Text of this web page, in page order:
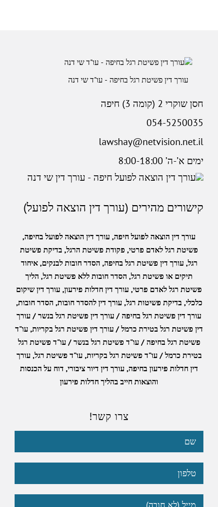
עורך דין פשיטת רגל בחיפה - עו"ד שי דנה
חסן שוקרי 2 (קומה 3) חיפה
054-5250035
lawshay@netvision.net.il
ימים א’-ה’ 8:00-18:00
קישורים מהירים (עורך דין הוצאה לפועל)
עורך דין הוצאה לפועל חיפה, עורך דין הוצאה לפועל בחיפה,
פשיטת רגל לאדם פרטי, פקודת פשיטת הרגל, בדיקת פשיטת
רגל, עורך דין פשיטת רגל בחיפה, הסדר חובות לבנקים,איחוד
תיקים או פשיטת רגל, הסדר חובות ללא פשיטת רגל, הליך
פשיטת רגל לאדם פרטי, עורך דין חדלות פירעון, עורך דין שיקום
כלכלי, בדיקת פשיטות רגל, עורך דין להסדר חובות, הסדר חובות,
עורך דין פשיטת רגל בחיפה / עורך דין פשיטת רגל בנשר / עורך
דין פשיטת רגל בטירת כרמל / עורך דין פשיטת רגל בקריות, עו"ד
פשיטת רגל בחיפה / עו"ד פשיטת רגל בנשר / עו"ד פשיטת רגל
בטירת כרמל / עו"ד פשיטת רגל בקריות, עו"ד פשיטת רגל, עורך
דין חדלות פירעון בחיפה, עורך דין דיור ציבורי, דוח על הכנסות
והוצאות חייב בהליך חדלות פירעון
צרו קשר!